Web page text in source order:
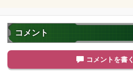
悟空2
9.0 /10点
純粋サイヤ人
コメント
コメントを書く